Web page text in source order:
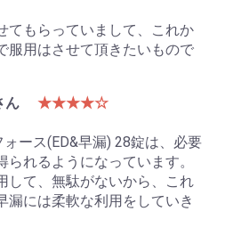
てもらっていまして、これか
服用はさせて頂きたいもので
ん
★★★★☆
ース(ED&早漏) 28錠は、必要
れるようになっています。
して、無駄がないから、これ
漏には柔軟な利用をしていき